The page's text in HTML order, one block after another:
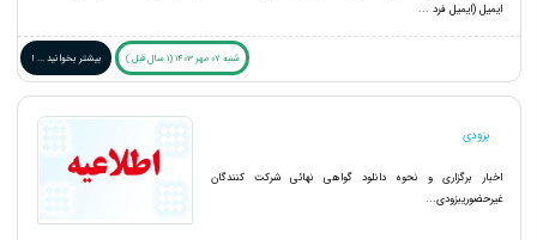
ایمیل (ایمیل فرد ...
شنبه 07 مهر 1403 (1 سال قبل ) بیشتر بخوانید ... !
بزودی
اخبار برگزاری و نحوه دانلود گواهی نهائی شرکت کنندگان
غیرحضوریبزودی...